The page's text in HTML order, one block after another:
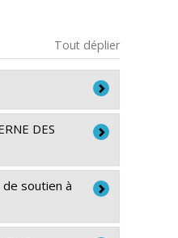
Tout déplier
DES
de soutien à